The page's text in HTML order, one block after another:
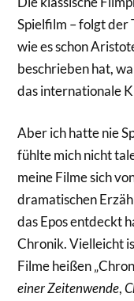
Spielfilm – folgt der
wie es schon
beschrieben hat,
das internationale
Aber ich hatte nie
fühlte mich nicht
meine Filme sich
dramatischen
das Epos entdeckt
Chronik. Vielleicht
Filme heißen
einer Zeitenwende,